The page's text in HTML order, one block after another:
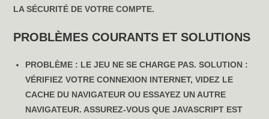
LA SÉCURITÉ DE VOTRE COMPTE.
PROBLÈMES COURANTS ET SOLUTIONS
PROBLÈME : LE JEU NE SE CHARGE PAS.SOLUTION :
VÉRIFIEZ VOTRE CONNEXION INTERNET, VIDEZ LE
CACHE DU NAVIGATEUR OU ESSAYEZ UN AUTRE
NAVIGATEUR. ASSUREZ-VOUS QUE JAVASCRIPT EST